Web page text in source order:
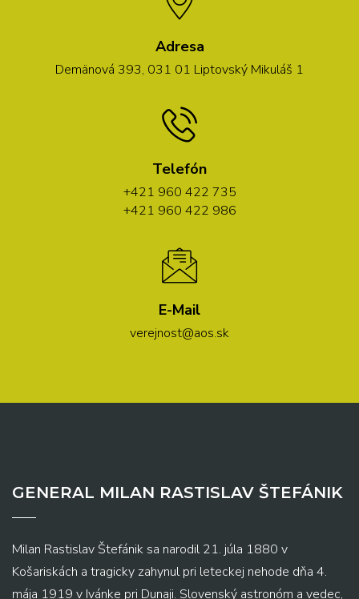
Adresa
Demänová 393, 031 01 Liptovský Mikuláš 1
Telefón
+421 960 422 735
+421 960 422 986
E-Mail
verejnost@aos.sk
GENERAL MILAN RASTISLAV ŠTEFÁNIK
Milan Rastislav Štefánik sa narodil 21. júla 1880 v
Košariskách a tragicky zahynul pri leteckej nehode dňa 4.
mája 1919 v Ivánke pri Dunaji. Slovenský astronóm a vedec,